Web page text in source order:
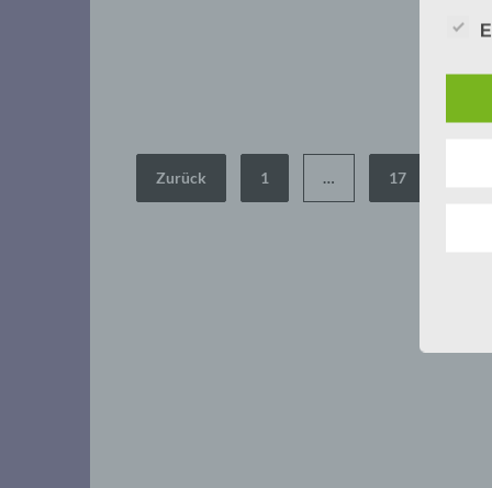
Seitennummerierung
Zurück 1 … 17